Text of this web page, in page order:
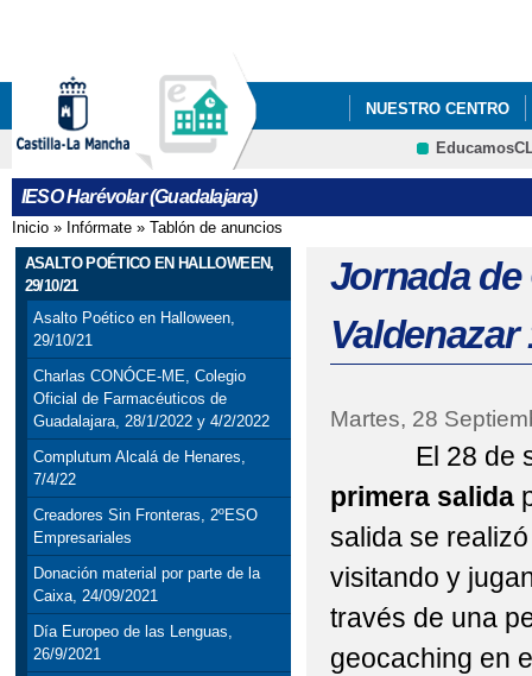
NUESTRO CENTRO
ANUNCIOS Y
IESO Harévolar (Guadalajara)
Se encuentra usted aquí
Inicio » Infórmate » Tablón de anuncios
ASALTO POÉTICO EN HALLOWEEN,
29/10/21
Asalto Poético en Halloween,
29/10/21
Charlas CONÓCE-ME, Colegio
Oficial de Farmacéuticos de
Guadalajara, 28/1/2022 y 4/2/2022
Complutum Alcalá de Henares,
7/4/22
Creadores Sin Fronteras, 2ºESO
Empresariales
Donación material por parte de la
Caixa, 24/09/2021
Día Europeo de las Lenguas,
26/9/2021
Jornada
Valdenazar
Martes, 28
El 28 de
primera salida
salida se
visitando y
través de una
geocaching en